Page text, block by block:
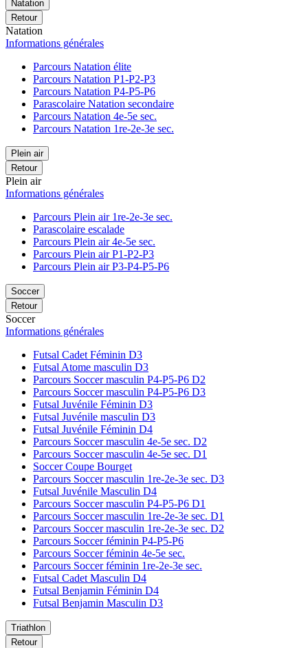
Natation
Retour
Natation
Informations générales
Parcours Natation élite
Parcours Natation P1-P2-P3
Parcours Natation P4-P5-P6
Parascolaire Natation secondaire
Parcours Natation 4e-5e sec.
Parcours Natation 1re-2e-3e sec.
Plein air
Retour
Plein air
Informations générales
Parcours Plein air 1re-2e-3e sec.
Parascolaire escalade
Parcours Plein air 4e-5e sec.
Parcours Plein air P1-P2-P3
Parcours Plein air P3-P4-P5-P6
Soccer
Retour
Soccer
Informations générales
Futsal Cadet Féminin D3
Futsal Atome masculin D3
Parcours Soccer masculin P4-P5-P6 D2
Parcours Soccer masculin P4-P5-P6 D3
Futsal Juvénile Féminin D3
Futsal Juvénile masculin D3
Futsal Juvénile Féminin D4
Parcours Soccer masculin 4e-5e sec. D2
Parcours Soccer masculin 4e-5e sec. D1
Soccer Coupe Bourget
Parcours Soccer masculin 1re-2e-3e sec. D3
Futsal Juvénile Masculin D4
Parcours Soccer masculin P4-P5-P6 D1
Parcours Soccer masculin 1re-2e-3e sec. D1
Parcours Soccer masculin 1re-2e-3e sec. D2
Parcours Soccer féminin P4-P5-P6
Parcours Soccer féminin 4e-5e sec.
Parcours Soccer féminin 1re-2e-3e sec.
Futsal Cadet Masculin D4
Futsal Benjamin Féminin D4
Futsal Benjamin Masculin D3
Triathlon
Retour